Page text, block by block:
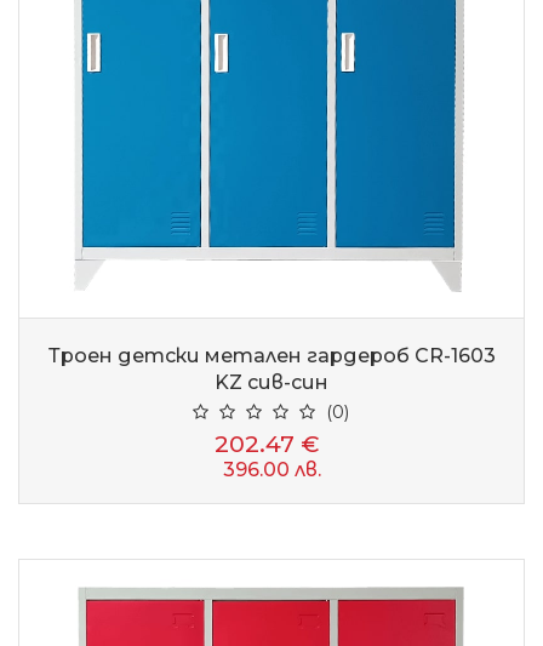
Троен детски метален гардероб CR-1603
KZ сив-син
(0)
202.47 €
396.00 лв.